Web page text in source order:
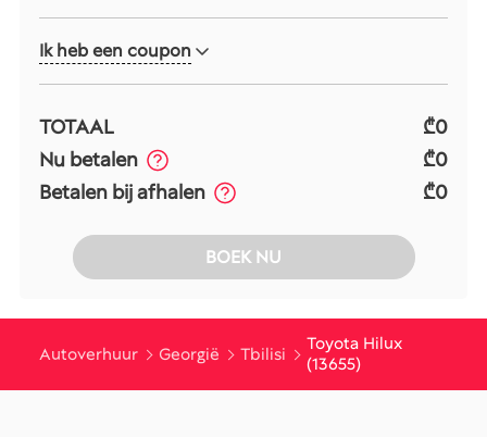
Ik heb een coupon
TOTAAL
₾0
Nu betalen
₾0
Betalen bij afhalen
₾0
BOEK NU
Autoverhuur Georgië Tbilisi
Toyota Hilux
(13655)